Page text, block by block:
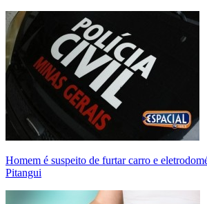
Homem é suspeito de furtar carro e
Pitangui